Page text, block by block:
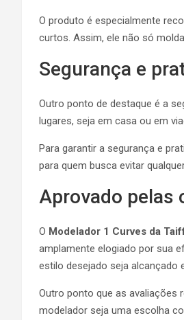
O produto é especialmente
curtos. Assim, ele não só
Segurança e
Outro ponto de destaque é a
lugares, seja em casa ou em
Para garantir a segurança e
para quem busca evitar
Aprovado pelas
O Modelador 1 Curves da
amplamente elogiado por sua
estilo desejado seja alcançado
Outro ponto que as avaliações
modelador seja uma escolha